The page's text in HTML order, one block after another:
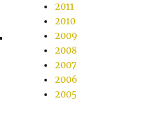
2011
2010
2009
2008
2007
2006
2005